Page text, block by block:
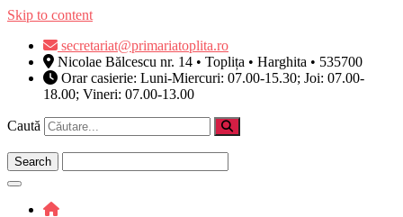
Skip to content
secretariat@primariatoplita.ro
Nicolae Bălcescu nr. 14 • Toplița • Harghita • 535700
Orar casierie: Luni-Miercuri: 07.00-15.30; Joi: 07.00-
18.00; Vineri: 07.00-13.00
Caută